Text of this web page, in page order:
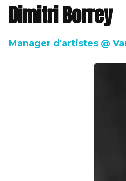
Dimitri Borrey
Manager d'artistes @